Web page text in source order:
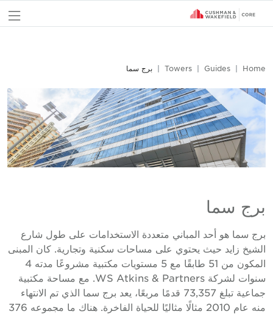
Home
Guides
Towers برج سما
برج سما
برج سما هو أحد المباني متعددة الاستخدامات على طول شارع
الشيخ زايد حيث يحتوي على مساحات سكنية وتجارية. كان المبنى
المكون من 51 طابقًا مع 5 مستويات مكتبية مشروعًا مدته 4
سنوات لشركة WS Atkins & Partners. مع مساحة مكتبية
جماعية تبلغ 73,357 قدمًا مربعًا، يعد برج سما الذي تم الانتهاء
منه عام 2010 مثالًا مثاليًا للحياة الفاخرة. هناك ما مجموعه 376